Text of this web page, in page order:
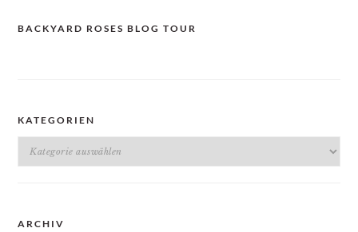
BACKYARD ROSES BLOG TOUR
KATEGORIEN
Kategorien
ARCHIV